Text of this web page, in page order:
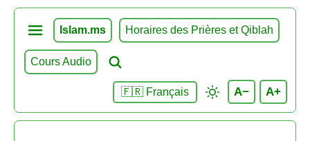
Islam.ms Horaires des Prières et Qiblah
Cours Audio
🇫🇷 Français A− A+